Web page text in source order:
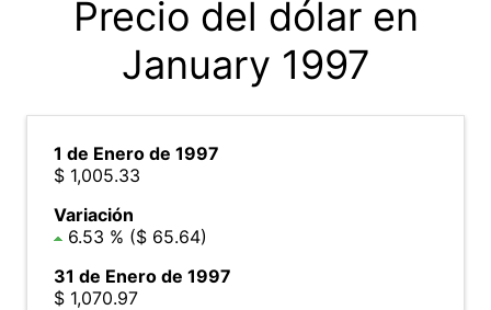
Precio del dólar en
January 1997
1 de Enero de 1997
$ 1,005.33
Variación
6.53 % ($ 65.64)
31 de Enero de 1997
$ 1,070.97